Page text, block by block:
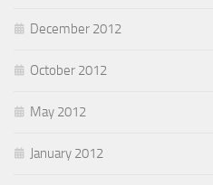
December 2012
October 2012
May 2012
January 2012